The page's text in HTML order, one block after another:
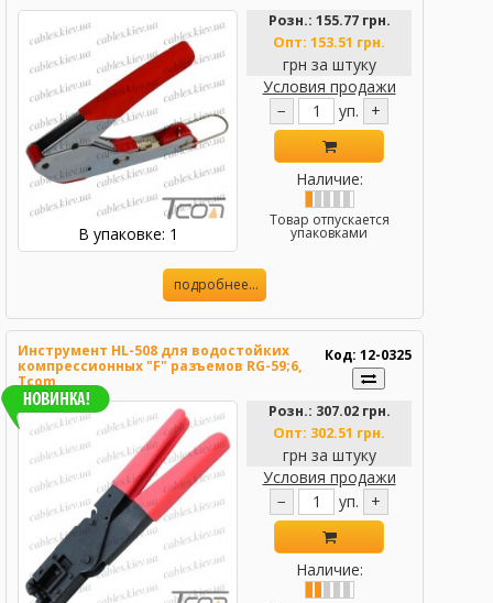
В упаковке: 1
Розн.: 155.77 грн.
Опт: 153.51 грн.
грн за штуку
Условия продажи
−
уп. +
Наличие:
Товар отпускается
упаковками
подробнее...
Инструмент HL-508 для водостойких
компрессионных "F" разъемов RG-59;6,
Tcom
Код: 12-0325
Розн.: 307.02 грн.
Опт: 302.51 грн.
грн за штуку
Условия продажи
−
уп. +
Наличие: